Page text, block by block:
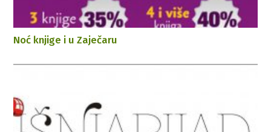
Noć knjige i u Zaječaru